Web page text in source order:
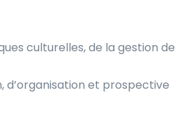
culturelles, de la gestion de
d’organisation et prospective